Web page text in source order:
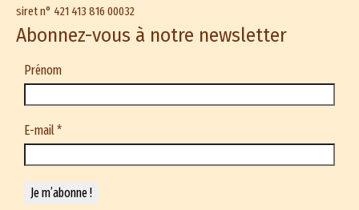
siret n° 421 413 816 00032
Abonnez-vous à notre newsletter
Prénom
E-mail *